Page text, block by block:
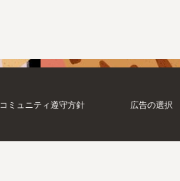
コミュニティ遵守方針 広告の選択